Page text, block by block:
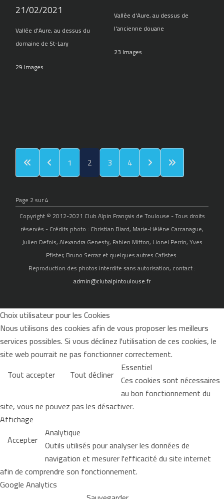
21/02/2021
Vallée d'Aure, au dessus du
domaine de St-Lary
29 Images
Vallée d'Aure, au dessus de
l'ancienne douane
23 Images
1 2 3 4
Page 2 sur 4
Copyright © 2012-2021 Club Alpin Français de Toulouse - Tous droits
réservés - Crédits photo : Christian Biard, Marie-Hélène Carcanague,
Julien Defois, Alexandra Genesty, Fabien Mitton, Lionel Perrin, Yves
Pfister, Bruno Serraz et quelques autres Cafistes.
Reproduction des photos interdite sans autorisation, contact :
admin@clubalpintoulouse.fr
Choix utilisateur pour les Cookies
Nous utilisons des cookies afin de vous proposer les meilleurs
services possibles. Si vous déclinez l'utilisation de ces cookies, le
site web pourrait ne pas fonctionner correctement.
Tout accepter
Tout décliner Essentiel
Ces cookies sont nécessaires
au bon fonctionnement du
site, vous ne pouvez pas les désactiver.
Affichage
Accepter Analytique
Outils utilisés pour analyser les données de
navigation et mesurer l'efficacité du site internet
afin de comprendre son fonctionnement.
Google Analytics